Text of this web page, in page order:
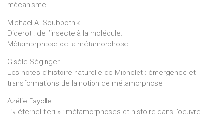
mécanisme
Michael A. Soubbotnik
Diderot : de l’insecte à la molécule.
Métamorphose de la métamorphose
Gisèle Séginger
Les notes d’histoire naturelle de Michelet : émergence et
transformations de la notion de métamorphose
Azélie Fayolle
L’« éternel fieri » : métamorphoses et histoire dans l’oeuvre